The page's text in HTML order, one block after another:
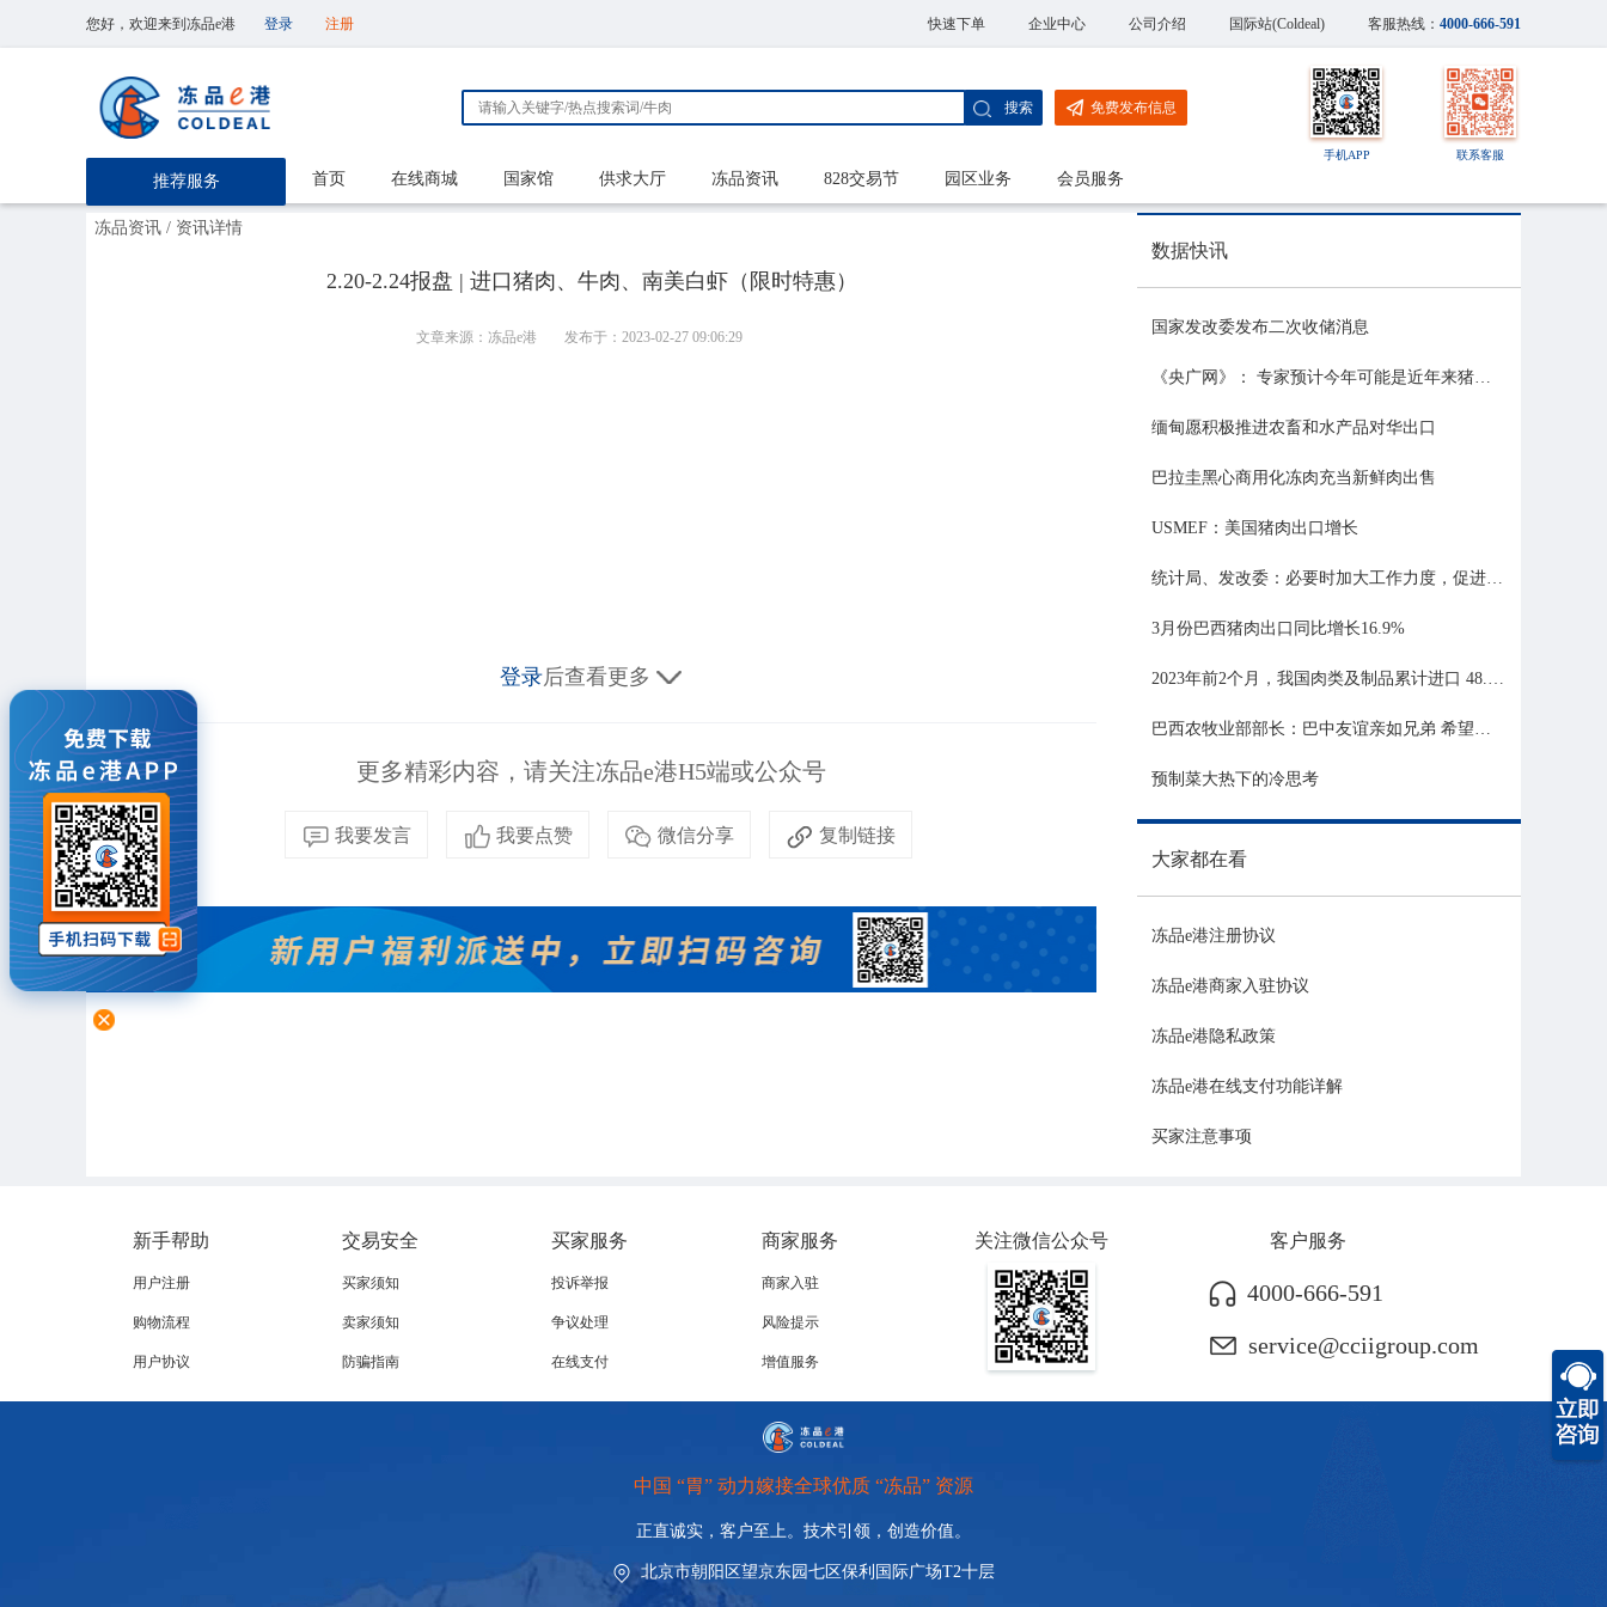
您好，欢迎来到冻品e港 登录 注册 快速下单 企业中心 公司介绍 国际站(Coldeal) 客服热线： 4000-666-591
推荐服务
搜索 免费发布信息
手机APP 联系客服
首页 在线商城 国家馆 供求大厅 冻品资讯 828交易节 园区业务 会员服务
冻品资讯 / 资讯详情
2.20-2.24报盘 | 进口猪肉、牛肉、南美白虾（限时特惠）
文章来源：冻品e港 发布于：2023-02-27 09:06:29
登录后查看更多
更多精彩内容，请关注冻品e港H5端或公众号
我要发言 我要点赞 微信分享 复制链接
数据快讯
国家发改委发布二次收储消息
《央广网》： 专家预计今年可能是近年来猪价最稳的一年
缅甸愿积极推进农畜和水产品对华出口
巴拉圭黑心商用化冻肉充当新鲜肉出售
USMEF：美国猪肉出口增长
统计局、发改委：必要时加大工作力度，促进生猪市场平稳运行
3月份巴西猪肉出口同比增长16.9%
2023年前2个月，我国肉类及制品累计进口 48.06 亿美元，同比增长 21.81%
巴西农牧业部部长：巴中友谊亲如兄弟 希望与中国深化农业合作
预制菜大热下的冷思考
大家都在看
冻品e港注册协议
冻品e港商家入驻协议
冻品e港隐私政策
冻品e港在线支付功能详解
买家注意事项
新手帮助
用户注册
购物流程
用户协议
交易安全
买家须知
卖家须知
防骗指南
买家服务
投诉举报
争议处理
在线支付
商家服务
商家入驻
风险提示
增值服务
关注微信公众号 客户服务
4000-666-591
service@cciigroup.com
中国 “胃” 动力嫁接全球优质 “冻品” 资源
正直诚实，客户至上。技术引领， 创造价值。
北京市朝阳区望京东园七区保利国际广场T2十层